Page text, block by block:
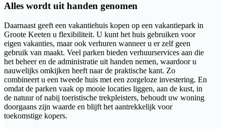
Alles wordt uit handen genomen
Daarnaast geeft een vakantiehuis kopen op een vakantiepark in
Groote Keeten u flexibiliteit. U kunt het huis gebruiken voor
eigen vakanties, maar ook verhuren wanneer u er zelf geen
gebruik van maakt. Veel parken bieden verhuurservices aan die
het beheer en de administratie uit handen nemen, waardoor u
nauwelijks omkijken heeft naar de praktische kant. Zo
combineert u een tweede huis met een zorgeloze investering. En
omdat de parken vaak op mooie locaties liggen, aan de kust, in
de natuur of nabij toeristische trekpleisters, behoudt uw woning
doorgaans zijn waarde en blijft het aantrekkelijk voor
toekomstige kopers.